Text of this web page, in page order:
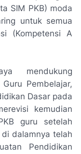
SIM PKB) moda
untuk semua
(Kompetensi A
mendukung
Pembelajar,
Dasar pada
kemudian
guru setelah
di dalamnya telah
Pendidikan